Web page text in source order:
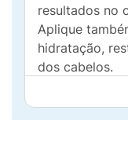
resultados no
Aplique
hidratação,
dos cabelos.